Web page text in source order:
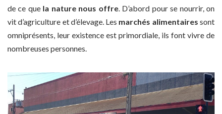
de ce que la nature nous offre. D’abord pour se nourrir, on
vit d’agriculture et d’élevage. Les marchés alimentaires sont
omniprésents, leur existence est primordiale, ils font vivre de
nombreuses personnes.